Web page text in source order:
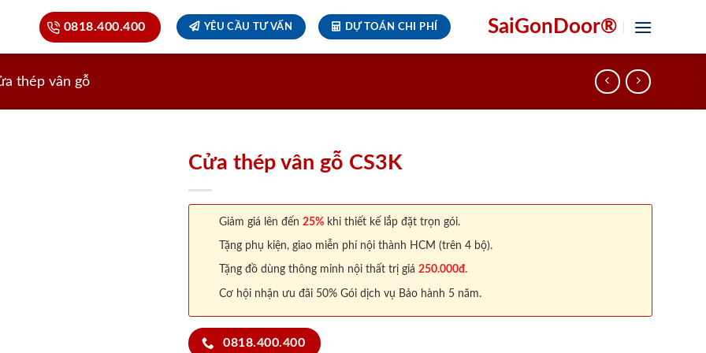
0818.400.400 YÊU CẦU TƯ VẤN DỰ TOÁN CHI PHÍ SaiGonDoor®
thép vân gỗ
Cửa thép vân gỗ CS3K
Giảm giá lên đến 25% khi thiết kế lắp đặt trọn gói.
Tặng phụ kiện, giao miễn phí nội thành HCM (trên 4 bộ).
Tặng đồ dùng thông minh nội thất trị giá 250.000đ.
Cơ hội nhận ưu đãi 50% Gói dịch vụ Bảo hành 5 năm.
0818.400.400